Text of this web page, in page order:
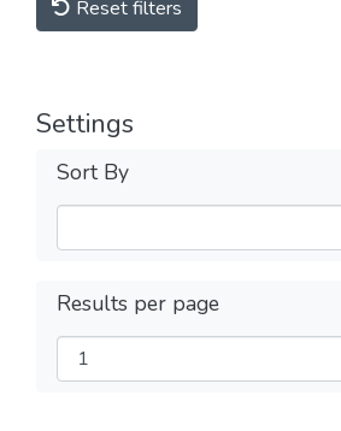
Reset filters
Settings
Sort By
Results per page